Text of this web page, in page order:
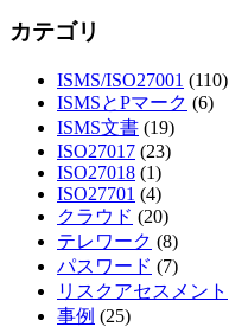
カテゴリ
ISMS/ISO27001 (110)
ISMSとPマーク (6)
ISMS文書 (19)
ISO27017 (23)
ISO27018 (1)
ISO27701 (4)
クラウド (20)
テレワーク (8)
パスワード (7)
リスクアセスメント
事例 (25)